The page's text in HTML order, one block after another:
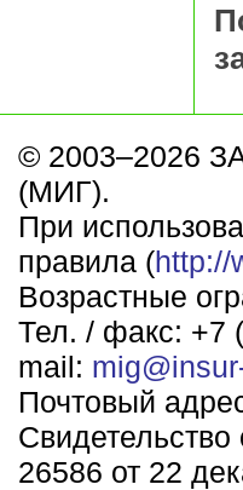
© 2003–2026
(МИГ).
При
правила (http://
Возрастные
Тел. / факс: +7
mail:
Почтовый
26586 от 22